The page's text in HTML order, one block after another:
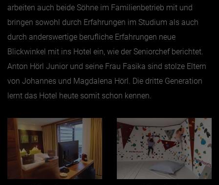
arbeiten auch beide Söhne im Familienbetrieb mit und
bringen sowohl durch Erfahrungen im Studium als auch
durch anderswertige berufliche Erfahrungen neue
Blickwinkel mit ins Hotel ein, wie der Seniorchef berichtet.
Anton Hörl Junior und seine Frau Fasika sind stolze Eltern
von Johannes und Magdalena Hörl. Die dritte Generation
lernt das Hotel heute somit schon kennen.